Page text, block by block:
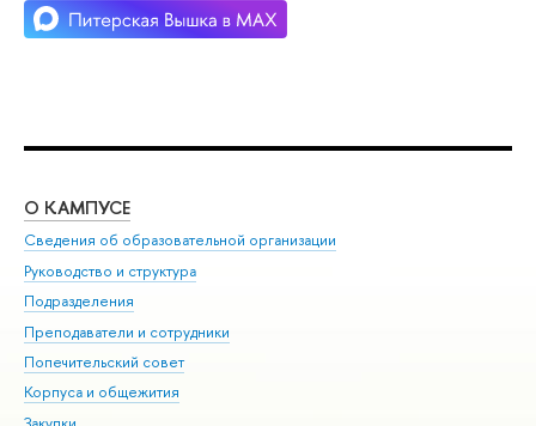
О КАМПУСЕ
Сведения об образовательной организации
Руководство и структура
Подразделения
Преподаватели и сотрудники
Попечительский совет
Корпуса и общежития